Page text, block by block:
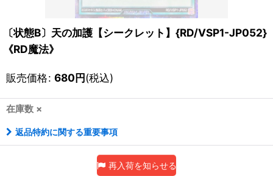
〔状態B〕天の加護【シークレット】{RD/VSP1-JP052}
《RD魔法》
販売価格: 680円(税込)
在庫数 ×
返品特約に関する重要事項
再入荷を知らせる